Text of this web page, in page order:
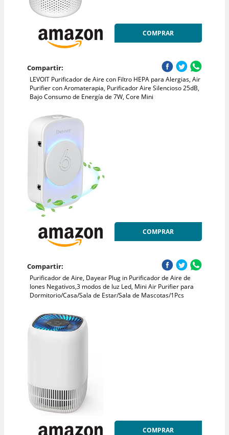
COMPRAR
Compartir:
LEVOIT Purificador de Aire con Filtro HEPA para Alergias, Air
Purifier con Aromaterapia, Purificador Aire Silencioso 25dB,
Bajo Consumo de Energía de 7W, Core Mini
COMPRAR
Compartir:
Purificador de Aire, Dayear Plug in Purificador de Aire de
Iones Negativos,3 modos de luz Led, Mini Air Purifier para
Dormitorio/Casa/Sala de Estar/Sala de Mascotas/1Pcs
COMPRAR